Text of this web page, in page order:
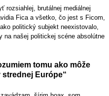
rozsiahlej, brutálnej mediálnej
Fica a všetko, čo jest s Ficom,
politický subjekt neexistovalo,
na našej politickej scéne absolútne
tomu ako môže
Európe“